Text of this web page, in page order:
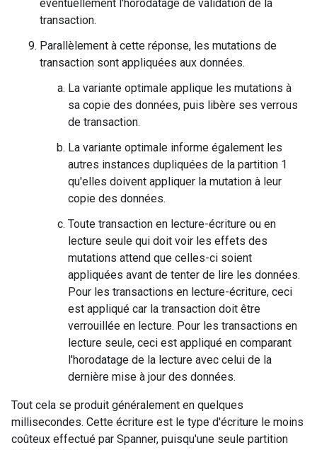
éventuellement l'horodatage de validation de la
transaction.
Parallèlement à cette réponse, les mutations de
transaction sont appliquées aux données.
La variante optimale applique les mutations à
sa copie des données, puis libère ses verrous
de transaction.
La variante optimale informe également les
autres instances dupliquées de la partition 1
qu'elles doivent appliquer la mutation à leur
copie des données.
Toute transaction en lecture-écriture ou en
lecture seule qui doit voir les effets des
mutations attend que celles-ci soient
appliquées avant de tenter de lire les données.
Pour les transactions en lecture-écriture, ceci
est appliqué car la transaction doit être
verrouillée en lecture. Pour les transactions en
lecture seule, ceci est appliqué en comparant
l'horodatage de la lecture avec celui de la
dernière mise à jour des données.
Tout cela se produit généralement en quelques
millisecondes. Cette écriture est le type d'écriture le moins
coûteux effectué par Spanner, puisqu'une seule partition